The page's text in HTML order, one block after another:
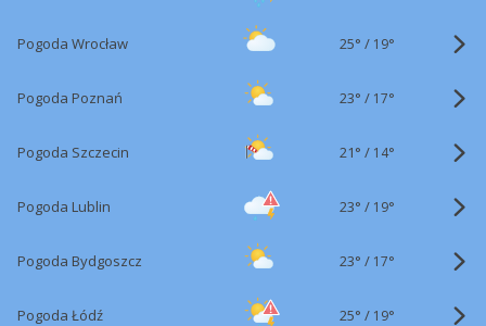
Pogoda Wrocław 25° / 19°
Pogoda Poznań 23° / 17°
Pogoda Szczecin 21° / 14°
Pogoda Lublin 23° / 19°
Pogoda Bydgoszcz 23° / 17°
Pogoda Łódź 25° / 19°